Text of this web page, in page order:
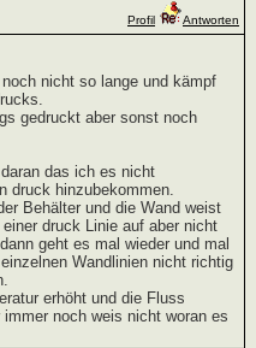
Profil Antworten
nicht so lange und kämpf
gedruckt aber sonst noch
das ich es nicht
druck hinzubekommen.
Behälter und die Wand weist
druck Linie auf aber nicht
geht es mal wieder und mal
Wandlinien nicht richtig
erhöht und die Fluss
noch weis nicht woran es